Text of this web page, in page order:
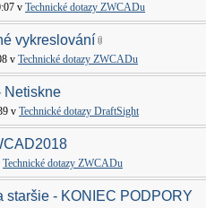
v Technické dotazy ZWCADu
vykreslování
v Technické dotazy ZWCADu
Netiskne
v Technické dotazy DraftSight
Technické dotazy ZWCADu
staršie - KONIEC PODPORY